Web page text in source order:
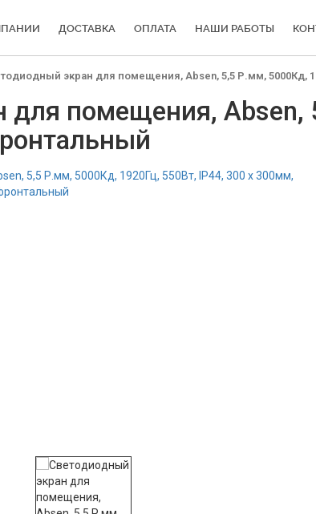
ДОСТАВКА ОПЛАТА НАШИ РАБОТЫ
экран для помещения, Absen, 5,5 Р.мм, 5000Кд,
для помещения,